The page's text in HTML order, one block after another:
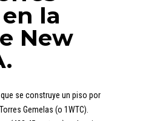
la
New
se construye un piso por
Gemelas (o 1WTC).